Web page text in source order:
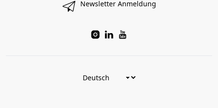
Newsletter Anmeldung